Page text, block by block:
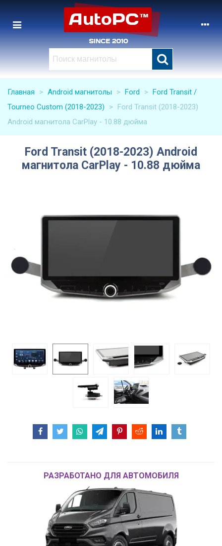
Главная > Android магнитолы > Ford > Ford Transit /
Tourneo Custom (2018-2023)
> Ford Transit (2018-2023)
Android магнитола CarPlay - 10.88 дюйма
Ford Transit (2018-2023) Android
магнитола CarPlay - 10.88 дюйма
РАЗРАБОТАНО ДЛЯ АВТОМОБИЛЯ